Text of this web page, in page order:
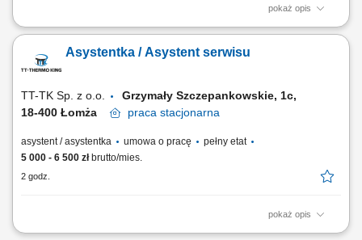
pokaż opis
Opis stanowiska: Kontakt z klientami serwisu – obsługa bezpośrednia,
zgłoszeń serwisowych od momentu rejestracji aż do ich zakończenia.
Organizacja oraz bieżące planowanie harmonogramu pracy warsztatu.
Asystentka / Asystent serwisu
TT-TK Sp. z o.o.
Grzymały Szczepankowskie, 1c,
18-400 Łomża
praca stacjonarna
asystent / asystentka umowa o pracę
pełny etat
5 000 - 6 500 złbrutto/mies.
2 godz.
pokaż opis
Twoje zadania: Koordynacja i organizacja przepływu dokumentów